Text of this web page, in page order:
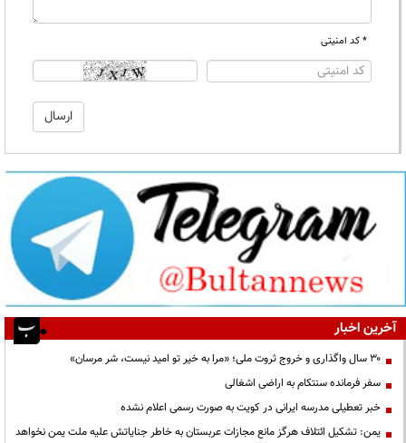
* کد امنیتی
آخرین اخبار
۳۰ سال واگذاری و خروج ثروت ملی؛ «مرا به خیر تو امید نیست، شر مرسان»
سفر فرمانده سنتکام به اراضی اشغالی
خبر تعطیلی مدرسه ایرانی در کویت به صورت رسمی اعلام نشده
یمن: تشکیل ائتلاف هرگز مانع مجازات عربستان به خاطر جنایاتش علیه ملت یمن نخواهد